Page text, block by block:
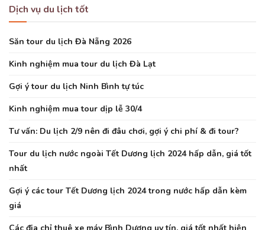
Dịch vụ du lịch tốt
Săn tour du lịch Đà Nẵng 2026
Kinh nghiệm mua tour du lịch Đà Lạt
Gợi ý tour du lịch Ninh Bình tự túc
Kinh nghiệm mua tour dịp lễ 30/4
Tư vấn: Du lịch 2/9 nên đi đâu chơi, gợi ý chi phí & đi tour?
Tour du lịch nước ngoài Tết Dương lịch 2024 hấp dẫn, giá tốt
nhất
Gợi ý các tour Tết Dương lịch 2024 trong nước hấp dẫn kèm
giá